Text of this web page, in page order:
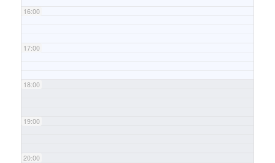
16:00
17:00
18:00
19:00
20:00